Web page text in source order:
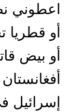
اعطوني
أو
أو بيض
إسرائيل